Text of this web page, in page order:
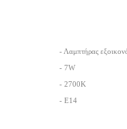
- Λαμπτήρας
- 7W
- 2700K
- E14